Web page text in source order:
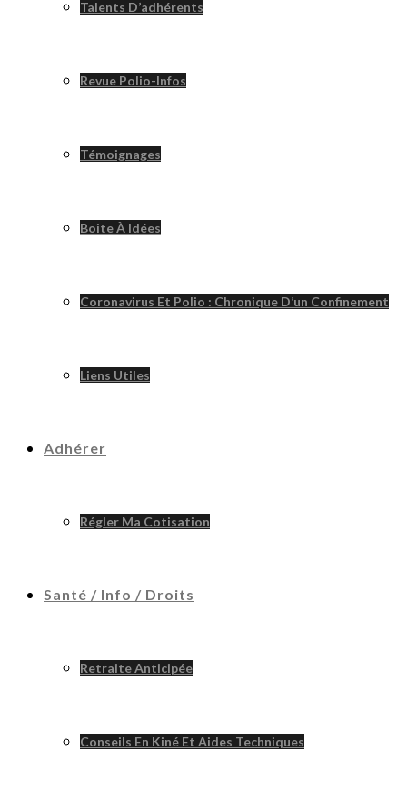
Talents D’adhérents
Revue Polio-Infos
Témoignages
Boite À Idées
Coronavirus Et Polio : Chronique D’un Confinement
Liens Utiles
Adhérer
Régler Ma Cotisation
Santé / Info / Droits
Retraite Anticipée
Conseils En Kiné Et Aides Techniques